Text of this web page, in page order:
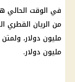
في الوقت الحالي
من الريان القطري
مليون دولار، ولمتن
مليون دولار.